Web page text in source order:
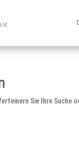
Sie Ihre Suche